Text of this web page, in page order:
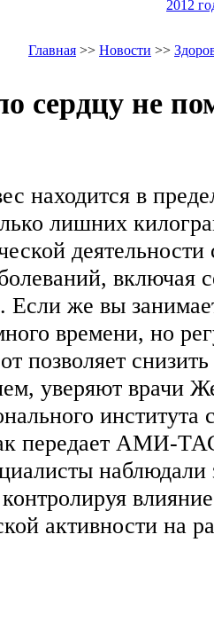
2012
Главная >> Новости >>
сердцу не
находится в
лишних
включая
Если же вы
времени, но
позволяет
уверяют врачи
института
передает АМИ-
наблюдали
активности на